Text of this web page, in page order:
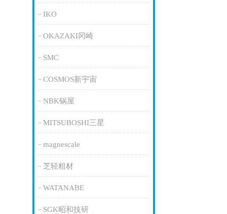
IKO
OKAZAKI冈崎
SMC
COSMOS新宇宙
NBK锅屋
MITSUBOSHI三星
magnescale
芝轻粗材
WATANABE
SGK昭和技研